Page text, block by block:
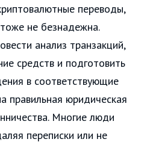
переводы,
не безнадежна.
анализ транзакций,
средств и подготовить
в соответствующие
правильная юридическая
Многие люди
переписки или не